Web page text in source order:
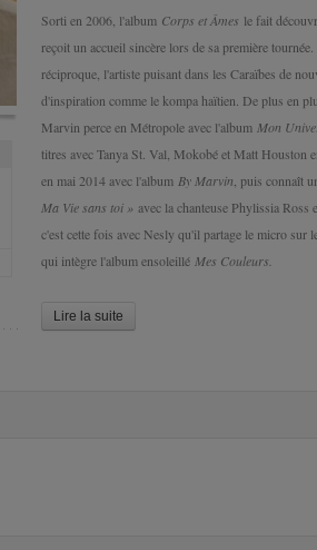
Sorti en 2006, l'album Corps et Âmes le fait
reçoit un accueil sincère lors de sa première
réciproque, l'artiste puisant dans les Caraïbes de
d'inspiration comme le kompa haïtien. De plus en
Marvin perce en Métropole avec l'album Mon
titres avec Tanya St. Val, Mokobé et Matt Houston
en mai 2014 avec l'album By Marvin , puis connaît
Ma Vie sans toi » avec la chanteuse Phylissia Ross
c'est cette fois avec Nesly qu'il partage le micro sur
qui intègre l'album ensoleillé Mes Couleurs.
Lire la suite